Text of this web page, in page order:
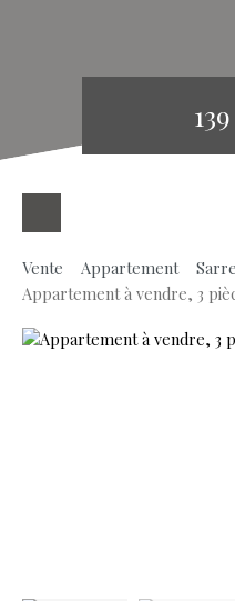
Vente Appartement
Appartement à vendre, 3